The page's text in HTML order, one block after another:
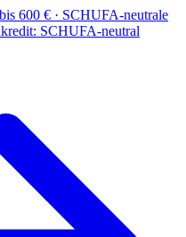
600 € · SCHUFA-neutrale
SCHUFA-neutral